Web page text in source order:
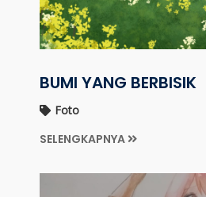
BUMI YANG BERBISIK
Foto
SELENGKAPNYA